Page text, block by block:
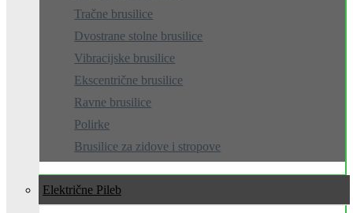
Tračne brusilice
Dvostrane stolne brusilice
Vibracijske brusilice
Ekscentrične brusilice
Ravne brusilice
Polirke
Brusilice za zidove i stropove
Električne Pile